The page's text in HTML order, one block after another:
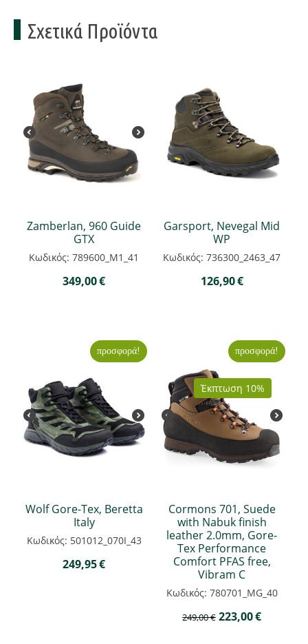
Σχετικά Προϊόντα
Zamberlan, 960 Guide
GTX
Κωδικός: 789600_M1_41
349,00€
Garsport, Nevegal Mid
WP
Κωδικός: 736300_2463_47
126,90€
προσφορά!
Wolf Gore-Tex, Beretta
Italy
Κωδικός: 501012_070I_43
249,95€
προσφορά!
Έκπτωση 10%
Cormons 701, Suede
with Nabuk finish
leather 2.0mm, Gore-
Tex Performance
Comfort PFAS free,
Vibram C
Κωδικός: 780701_MG_40
249,00€ 223,00€